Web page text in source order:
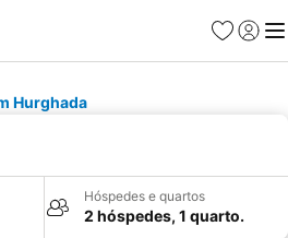
Favoritos
Iniciar
Hurghada
Hóspedes e quartos
2 hóspedes, 1 quarto.